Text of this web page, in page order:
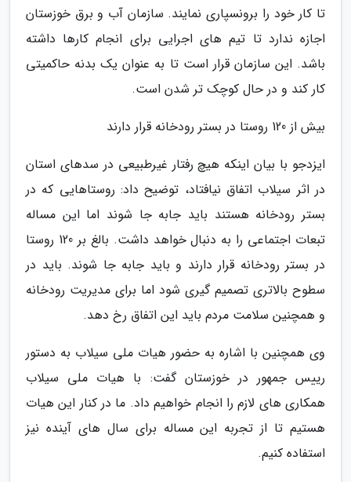
تا کار خود را برونسپاری نمایند. سازمان آب و برق خوزستان
اجازه ندارد تا تیم های اجرایی برای انجام کارها داشته
باشد. این سازمان قرار است تا به عنوان یک بدنه حاکمیتی
کار کند و در حال کوچک تر شدن است.
بیش از 120 روستا در بستر رودخانه قرار دارند
ایزدجو با بیان اینکه هیچ رفتار غیرطبیعی در سدهای استان
در اثر سیلاب اتفاق نیافتاد، توضیح داد: روستاهایی که در
بستر رودخانه هستند باید جابه جا شوند اما این مساله
تبعات اجتماعی را به دنبال خواهد داشت. بالغ بر 120 روستا
در بستر رودخانه قرار دارند و باید جابه جا شوند. باید در
سطوح بالاتری تصمیم گیری شود اما برای مدیریت رودخانه
و همچنین سلامت مردم باید این اتفاق رخ دهد.
وی همچنین با اشاره به حضور هیات ملی سیلاب به دستور
رییس جمهور در خوزستان گفت: با هیات ملی سیلاب
همکاری های لازم را انجام خواهیم داد. ما در کنار این هیات
هستیم تا از تجربه این مساله برای سال های آینده نیز
استفاده کنیم.